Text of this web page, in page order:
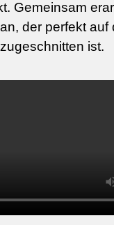
Gemeinsam
der perfekt auf
ist.